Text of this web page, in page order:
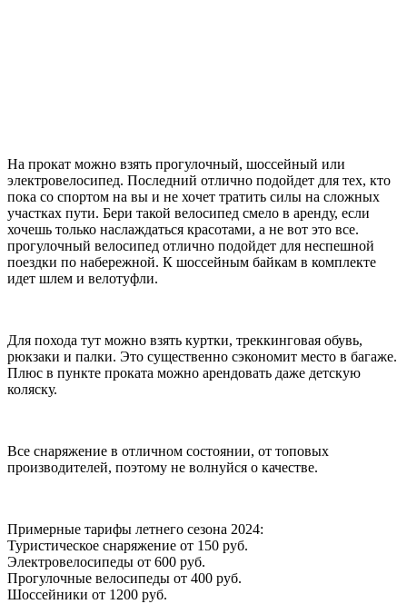
На прокат можно взять прогулочный, шоссейный или
электровелосипед. Последний отлично подойдет для тех, кто
пока со спортом на вы и не хочет тратить силы на сложных
участках пути. Бери такой велосипед смело в аренду, если
хочешь только наслаждаться красотами, а не вот это все.
прогулочный велосипед отлично подойдет для неспешной
поездки по набережной. К шоссейным байкам в комплекте
идет шлем и велотуфли.
Для похода тут можно взять куртки, треккинговая обувь,
рюкзаки и палки. Это существенно сэкономит место в багаже.
Плюс в пункте проката можно арендовать даже детскую
коляску.
Все снаряжение в отличном состоянии, от топовых
производителей, поэтому не волнуйся о качестве.
Примерные тарифы летнего сезона 2024:
Туристическое снаряжение от 150 руб.
Электровелосипеды от 600 руб.
Прогулочные велосипеды от 400 руб.
Шоссейники от 1200 руб.